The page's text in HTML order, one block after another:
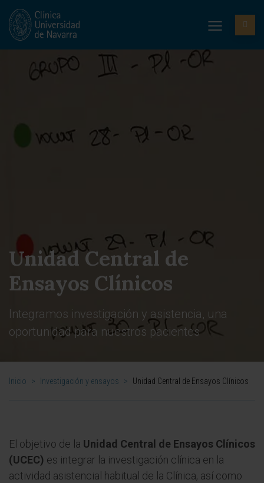
Unidad Central de
Ensayos Clínicos
Integramos investigación y asistencia, una
oportunidad para nuestros pacientes
Inicio > Investigación y ensayos > Unidad Central de Ensayos Clínicos
El objetivo de la Unidad Central de Ensayos Clínicos
(UCEC) es integrar la investigación clínica en la
actividad asistencial habitual de la Clínica, así como